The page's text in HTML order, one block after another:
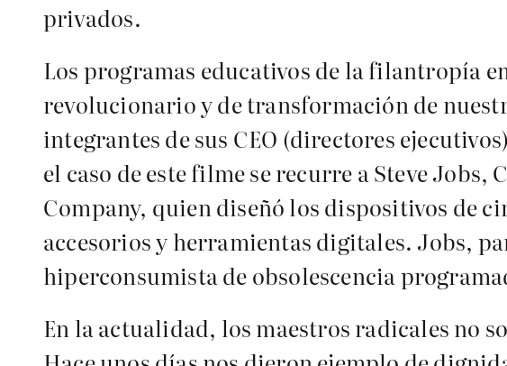
privados.
Los programas educativos de la filantropía
revolucionario y de transformación de
integrantes de sus CEO (directores
el caso de este filme se recurre a Steve
Company, quien diseñó los dispositivos de
accesorios y herramientas digitales. Jobs,
hiperconsumista de obsolescencia
En la actualidad, los maestros radicales no